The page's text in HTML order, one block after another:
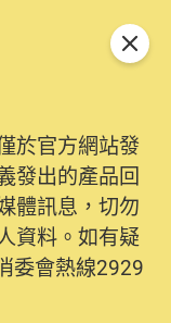
於官方網站發
發出的產品回
體訊息，切勿
資料。如有疑
委會熱線2929
關閉